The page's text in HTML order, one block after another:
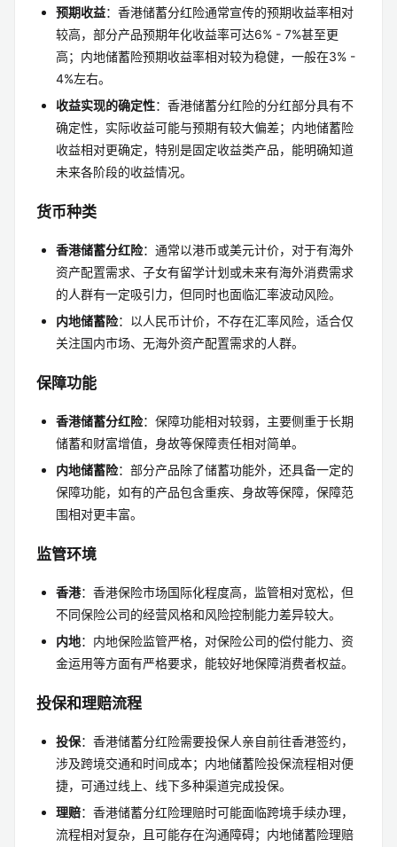
预期收益：香港储蓄分红险通常宣传的预期收益率相对
较高，部分产品预期年化收益率可达6% - 7%甚至更
高；内地储蓄险预期收益率相对较为稳健，一般在3% -
4%左右。
收益实现的确定性：香港储蓄分红险的分红部分具有不
确定性，实际收益可能与预期有较大偏差；内地储蓄险
收益相对更确定，特别是固定收益类产品，能明确知道
未来各阶段的收益情况。
货币种类
香港储蓄分红险：通常以港币或美元计价，对于有海外
资产配置需求、子女有留学计划或未来有海外消费需求
的人群有一定吸引力，但同时也面临汇率波动风险。
内地储蓄险：以人民币计价，不存在汇率风险，适合仅
关注国内市场、无海外资产配置需求的人群。
保障功能
香港储蓄分红险：保障功能相对较弱，主要侧重于长期
储蓄和财富增值，身故等保障责任相对简单。
内地储蓄险：部分产品除了储蓄功能外，还具备一定的
保障功能，如有的产品包含重疾、身故等保障，保障范
围相对更丰富。
监管环境
香港：香港保险市场国际化程度高，监管相对宽松，但
不同保险公司的经营风格和风险控制能力差异较大。
内地：内地保险监管严格，对保险公司的偿付能力、资
金运用等方面有严格要求，能较好地保障消费者权益。
投保和理赔流程
投保：香港储蓄分红险需要投保人亲自前往香港签约，
涉及跨境交通和时间成本；内地储蓄险投保流程相对便
捷，可通过线上、线下多种渠道完成投保。
理赔：香港储蓄分红险理赔时可能面临跨境手续办理，
流程相对复杂，且可能存在沟通障碍；内地储蓄险理赔